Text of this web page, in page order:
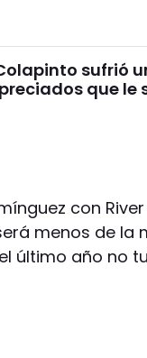
sufrió
que le
con
menos de la
último año no